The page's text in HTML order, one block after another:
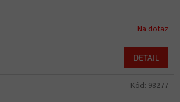
Na dotaz
DETAIL
Kód: 98277